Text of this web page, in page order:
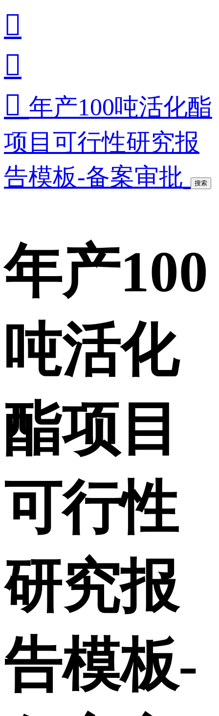


 年产100吨活化酯
项目可行性研究报
告模板-备案审批
搜索
年产100
吨活化
酯项目
可行性
研究报
告模板-